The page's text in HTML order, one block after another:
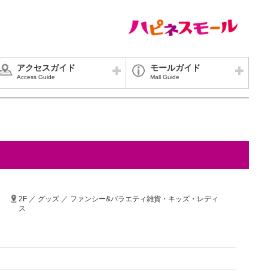
アクセスガイド
Access Guide
モールガイド
Mall Guide
2F ／ グッズ ／ ファンシー&バラエティ雑貨・キッズ・レディ
ス